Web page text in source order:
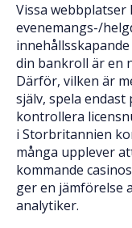
Vissa webbplatser
evenemangs-/
din bankroll är en
Därför, vilken är
själv, spela
kontrollera
i Storbritannien
många upplever
kommande
ger en jämförelse
analytiker.